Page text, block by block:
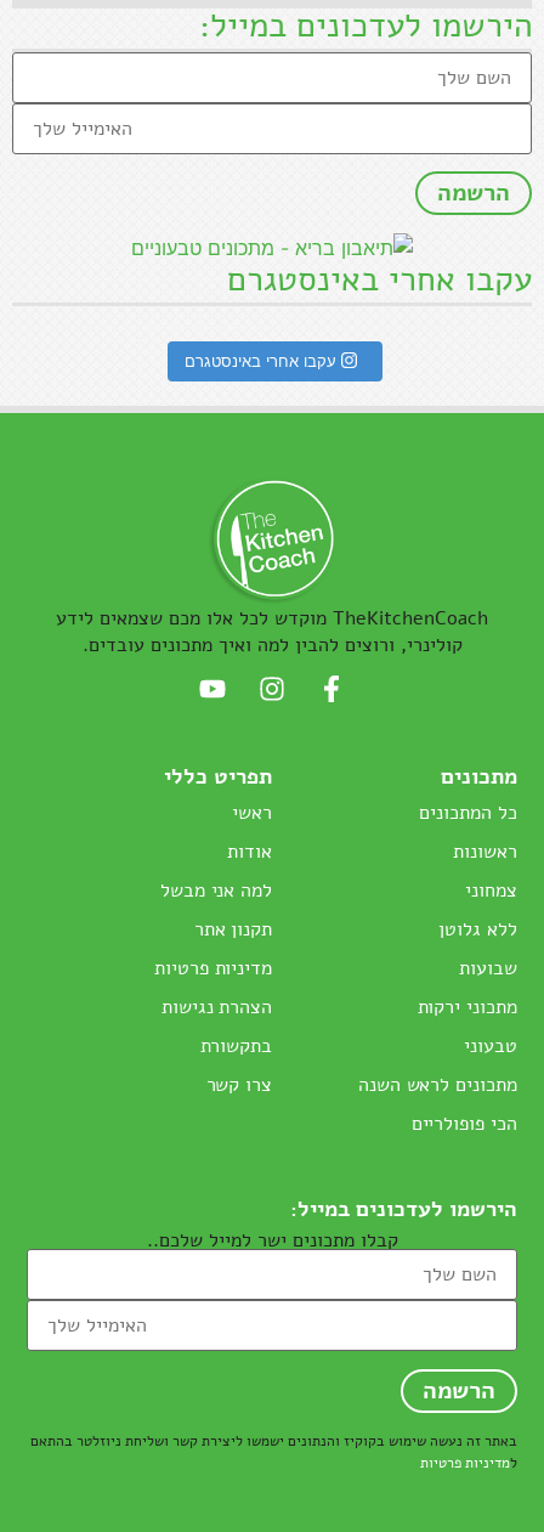
הירשמו לעדכונים במייל:
עקבו אחרי באינסטגרם
עקבו אחרי באינסטגרם
TheKitchenCoach מוקדש לכל אלו מכם שצמאים לידע
קולינרי, ורוצים להבין למה ואיך מתכונים עובדים.
מתכונים
כל המתכונים
ראשונות
צמחוני
ללא גלוטן
שבועות
מתכוני ירקות
טבעוני
מתכונים לראש השנה
הכי פופולריים
תפריט כללי
ראשי
אודות
למה אני מבשל
תקנון אתר
מדיניות פרטיות
הצהרת נגישות
בתקשורת
צרו קשר
הירשמו לעדכונים במייל:
קבלו מתכונים ישר למייל שלכם..
באתר זה נעשה שימוש בקוקיז והנתונים ישמשו ליצירת קשר ושליחת ניוזלטר בהתאם
למדיניות פרטיות